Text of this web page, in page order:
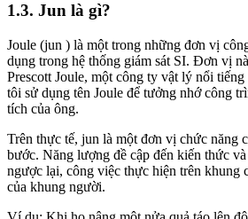
1.3. Jun là gì?
Joule (jun ) là một trong những đơn vị
dụng trong hệ thống giám sát SI. Đơn vị
Prescott Joule, một công ty vật lý nổi
tôi sử dụng tên Joule để tưởng nhớ công
tích của ông.
Trên thực tế, jun là một đơn vị chức năng
bước. Năng lượng đề cập đến kiến ​​thức
ngược lại, công việc thực hiện trên khung
của khung người.